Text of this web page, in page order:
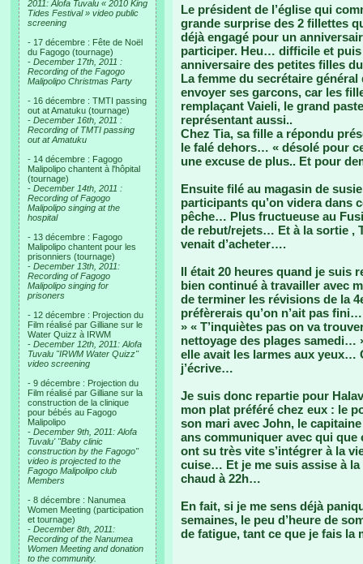
2011: Alofa Tuvalu « 2010 King
Tides Festival » video public
screening
- 17 décembre : Fête de Noël
du Fagogo (tournage)
- December 17th, 2011 :
Recording of the Fagogo
Malipolipo Christmas Party
- 16 décembre : TMTI passing
out at Amatuku (tournage)
- December 16th, 2011 :
Recording of TMTI passing
out at Amatuku
- 14 décembre : Fagogo
Malipolipo chantent à l'hôpital
(tournage)
- December 14th, 2011 :
Recording of Fagogo
Malipolipo singing at the
hospital
- 13 décembre : Fagogo
Malipolipo chantent pour les
prisonniers (tournage)
- December 13th, 2011:
Recording of Fagogo
Malipolipo singing for
prisoners
- 12 décembre : Projection du
Film réalisé par Gilliane sur le
Water Quizz à IRWM
- December 12th, 2011: Alofa
Tuvalu "IRWM Water Quizz"
video screening
- 9 décembre : Projection du
Film réalisé par Gilliane sur la
construction de la clinique
pour bébés au Fagogo
Malipolipo
- December 9th, 2011: Alofa
Tuvalu' "Baby clinic
construction by the Fagogo"
video is projected to the
Fagogo Malipolipo club
Members
- 8 décembre : Nanumea
Women Meeting (participation
et tournage)
- December 8th, 2011:
Recording of the Nanumea
Women Meeting and donation
to the community.
Le président de l’église qui
grande surprise des 2 fillettes
déjà engagé pour un
participer. Heu… difficile et
anniversaire des petites filles
La femme du secrétaire général
envoyer ses garcons, car les
remplaçant Vaieli, le grand
représentant aussi..
Chez Tia, sa fille a répondu
le falé dehors… « désolé pour
une excuse de plus.. Et pour
Ensuite filé au magasin de
participants qu’on videra dans
pêche… Plus fructueuse au
de rebut/rejets… Et à la sortie ,
venait d’acheter….
Il était 20 heures quand je suis
bien continué à travailler avec
de terminer les révisions de la
préfèrerais qu’on n’ait pas
» « T’inquiètes pas on va
nettoyage des plages samedi…
elle avait les larmes aux yeux…
j’écrive…
Je suis donc repartie pour
mon plat préféré chez eux : le
son mari avec John, le
ans communiquer avec qui que
ont su très vite s’intégrer à la
cuise… Et je me suis assise à
chaud à 22h…
En fait, si je me sens déjà
semaines, le peu d’heure de
de fatigue, tant ce que je fais